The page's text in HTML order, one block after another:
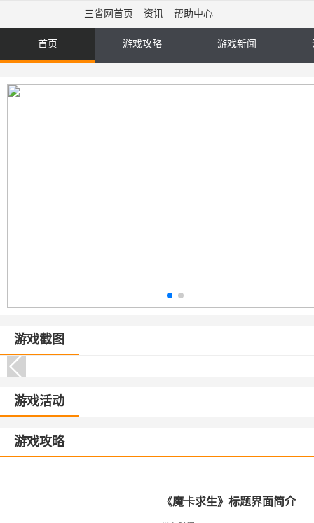
三省网首页 资讯 帮助中心
首页 游戏攻略 游戏新闻
游戏截图
游戏活动
游戏攻略
《魔卡求生》标题界面简介